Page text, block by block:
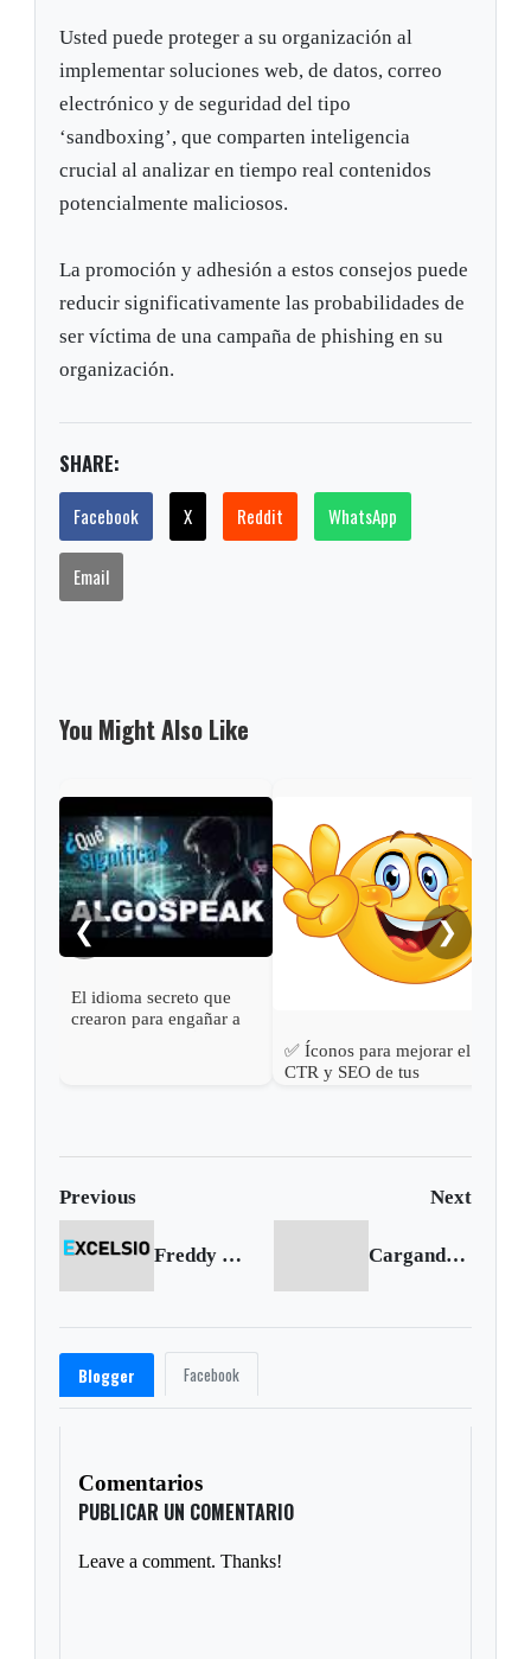
Usted puede proteger a su organización al
implementar soluciones web, de datos, correo
electrónico y de seguridad del tipo
‘sandboxing’, que comparten inteligencia
crucial al analizar en tiempo real contenidos
potencialmente maliciosos.
La promoción y adhesión a estos consejos puede
reducir significativamente las probabilidades de
ser víctima de una campaña de phishing en su
organización.
SHARE:
Facebook X Reddit WhatsApp
Email
You Might Also Like
❮
El idioma secreto que
crearon para engañar a
✅ Íconos para mejorar el
CTR y SEO de tus
❯
Previous Next
Freddy Guarín se va a la Juventus Cargando siguiente...
Blogger Facebook
Comentarios
PUBLICAR UN COMENTARIO
Leave a comment. Thanks!